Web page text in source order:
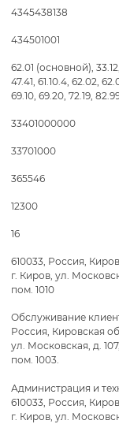
4345438138
434501001
62.01 (основной),
47.41, 61.10.4, 62.02,
69.10, 69.20, 72.19,
33401000000
33701000
365546
12300
16
610033, Россия,
. Киров, ул.
пом. 1010
Обслуживание
Россия, Кировская
ул. Московская, д.
пом. 1003.
Администрация и
610033, Россия,
. Киров, ул.